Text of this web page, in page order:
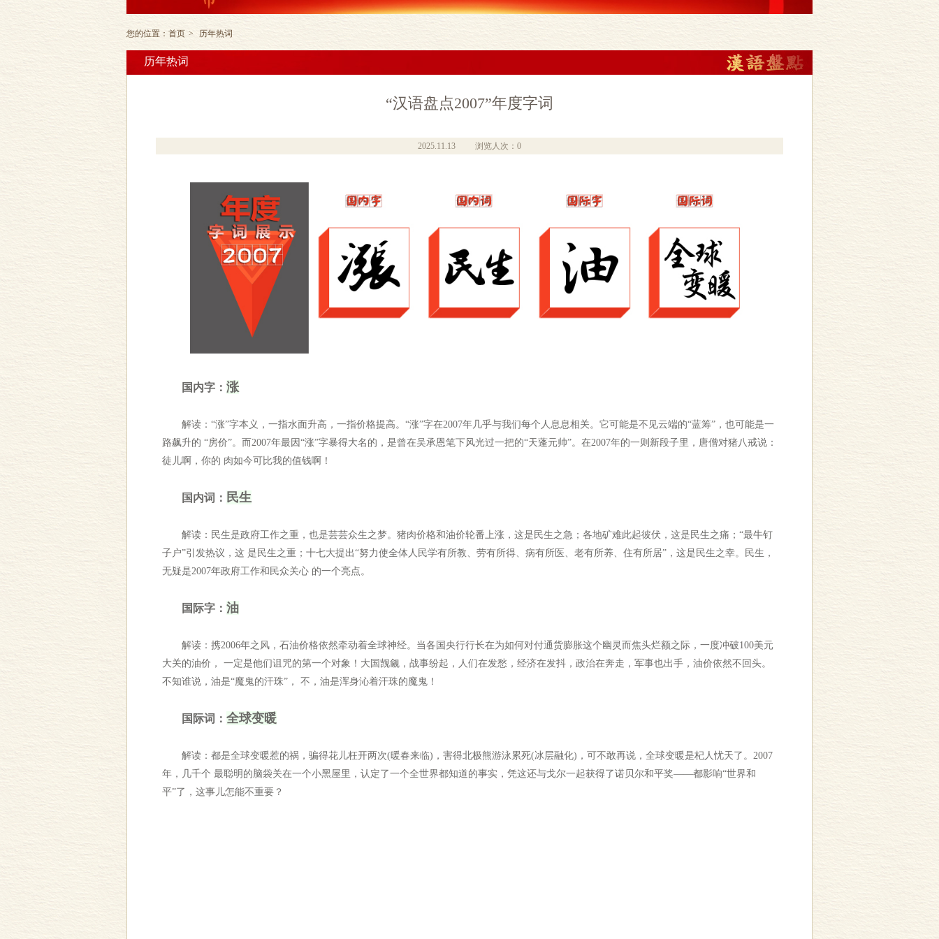
您的位置： 首页 > 历年热词
历年热词
“汉语盘点2007”年度字词
2025.11.13 浏览人次：0
国内字： 涨
解读：“涨”字本义，一指水面升高，一指价格提高。“涨”字在2007年几乎与我们每个人息息相关。它可能是不见云端的“蓝筹”，也可能是一
路飙升的 “房价”。而2007年最因“涨”字暴得大名的，是曾在吴承恩笔下风光过一把的“天蓬元帅”。在2007年的一则新段子里，唐僧对猪八戒说：
徒儿啊，你的 肉如今可比我的值钱啊！
国内词： 民生
解读：民生是政府工作之重，也是芸芸众生之梦。猪肉价格和油价轮番上涨，这是民生之急；各地矿难此起彼伏，这是民生之痛；“最牛钉
子户”引发热议，这 是民生之重；十七大提出“努力使全体人民学有所教、劳有所得、病有所医、老有所养、住有所居”，这是民生之幸。民生，
无疑是2007年政府工作和民众关心 的一个亮点。
国际字： 油
解读：携2006年之风，石油价格依然牵动着全球神经。当各国央行行长在为如何对付通货膨胀这个幽灵而焦头烂额之际，一度冲破100美元
大关的油价， 一定是他们诅咒的第一个对象！大国觊觎，战事纷起，人们在发愁，经济在发抖，政治在奔走，军事也出手，油价依然不回头。
不知谁说，油是“魔鬼的汗珠”， 不，油是浑身沁着汗珠的魔鬼！
国际词： 全球变暖
解读：都是全球变暖惹的祸，骗得花儿枉开两次(暖春来临)，害得北极熊游泳累死(冰层融化)，可不敢再说，全球变暖是杞人忧天了。2007
年，几千个 最聪明的脑袋关在一个小黑屋里，认定了一个全世界都知道的事实，凭这还与戈尔一起获得了诺贝尔和平奖——都影响“世界和
平”了，这事儿怎能不重要？